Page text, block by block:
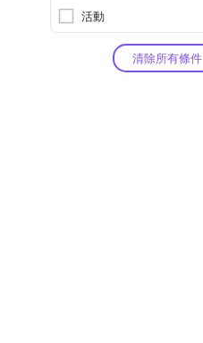
活動
清除所有條件